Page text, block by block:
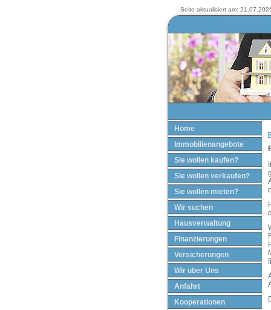
Seite aktualisiert am:
Home
Immobilienangebote
Sie wollen kaufen?
Sie wollen verkaufen?
Sie wollen mieten?
Wir suchen
Hausverwaltung
Finanzierungen
Versicherungen
Wir über Uns
Anfahrt
Kooperationen